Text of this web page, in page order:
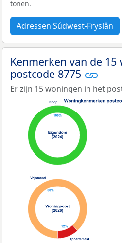
tonen.
Adressen Súdwest-Fryslân
Kenmerken van de
postcode 8775
Er zijn 15 woningen in het